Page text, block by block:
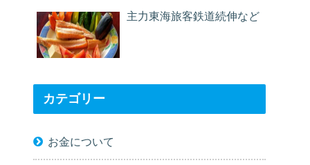
主力東海旅客鉄道続伸など
カテゴリー
お金について